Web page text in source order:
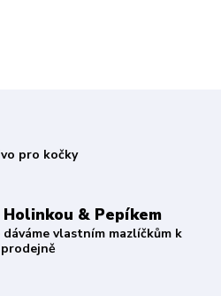
pro kočky
Holinkou & Pepíkem
vlastním mazlíčkům k